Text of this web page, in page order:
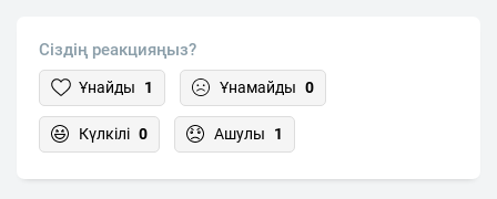
Сіздің реакцияңыз?
Ұнайды 1 Ұнамайды 0
Күлкілі 0 Ашулы 1